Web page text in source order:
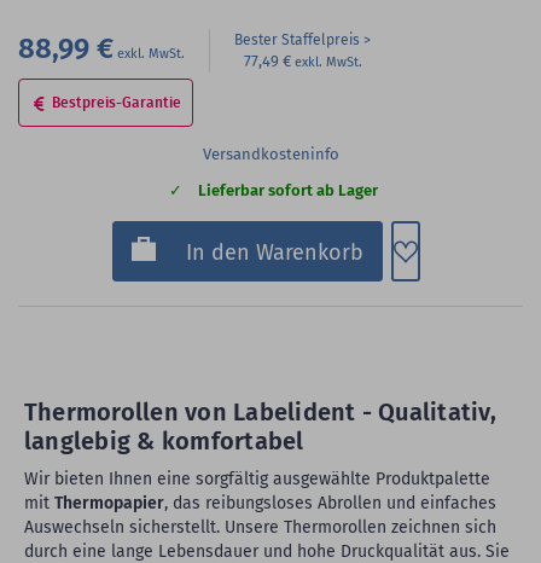
88,99 € Bester Staffelpreis
77,49 €
Bestpreis-Garantie
Versandkosteninfo
Lieferbar sofort ab Lager
In den Warenkorb Zum
Thermorollen von Labelident - Qualitativ,
langlebig & komfortabel
Wir bieten Ihnen eine sorgfältig ausgewählte Produktpalette
mit Thermopapier, das reibungsloses Abrollen und einfaches
Auswechseln sicherstellt. Unsere Thermorollen zeichnen sich
durch eine lange Lebensdauer und hohe Druckqualität aus. Sie